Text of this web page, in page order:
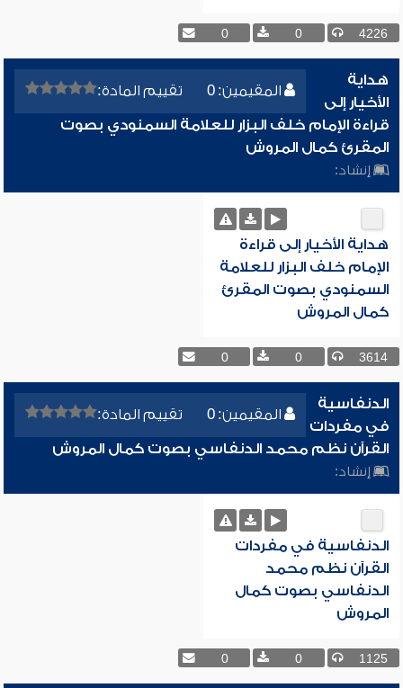
4226
0
0
المقيمين: 0 تقييم المادة:
هداية
الأخيار إلى
قراءة الإمام خلف البزار للعلامة السمنودي بصوت
المقرئ كمال المروش
إنشاد:
هداية الأخيار إلى قراءة
الإمام خلف البزار للعلامة
السمنودي بصوت المقرئ
كمال المروش
3614
0
0
المقيمين: 0 تقييم المادة:
الدنفاسية
في مفردات
القرآن نظم محمد الدنفاسي بصوت كمال المروش
إنشاد:
الدنفاسية في مفردات
القرآن نظم محمد
الدنفاسي بصوت كمال
المروش
1125
0
0